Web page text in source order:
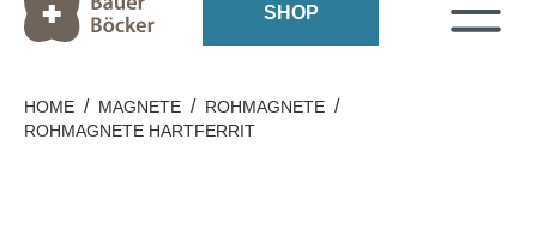
SHOP
HOME / MAGNETE / ROHMAGNETE /
ROHMAGNETE HARTFERRIT